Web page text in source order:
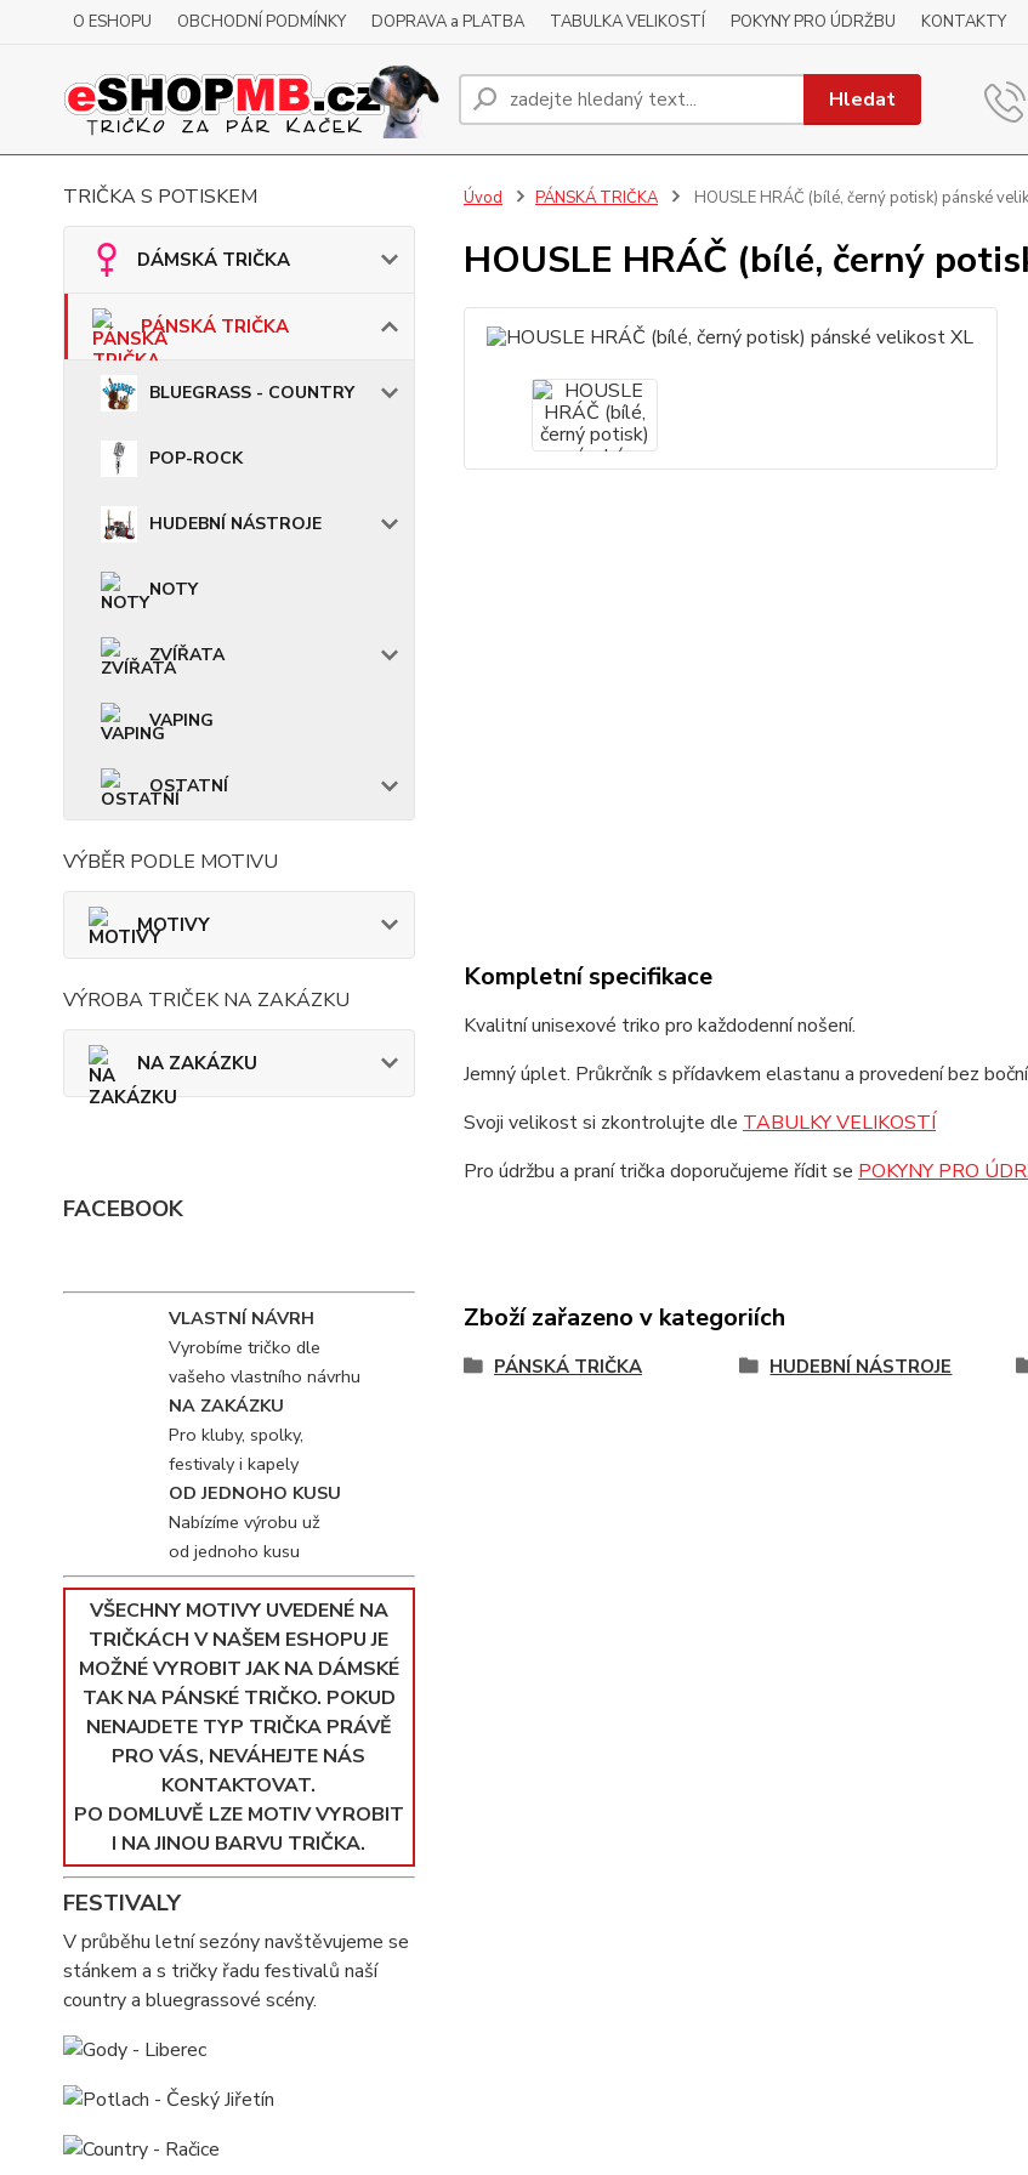
O ESHOPU OBCHODNÍ PODMÍNKY DOPRAVA a PLATBA TABULKA VELIKOSTÍ POKYNY PRO ÚDRŽBU KONTAKTY
Hledat
TRIČKA S POTISKEM
DÁMSKÁ TRIČKA
PÁNSKÁ TRIČKA
BLUEGRASS - COUNTRY
POP-ROCK
HUDEBNÍ NÁSTROJE
NOTY
ZVÍŘATA
VAPING
OSTATNÍ
VÝBĚR PODLE MOTIVU
MOTIVY
VÝROBA TRIČEK NA ZAKÁZKU
NA ZAKÁZKU
FACEBOOK
VLASTNÍ NÁVRH
Vyrobíme tričko dle
vašeho vlastního návrhu
NA ZAKÁZKU
Pro kluby, spolky,
festivaly i kapely
OD JEDNOHO KUSU
Nabízíme výrobu už
od jednoho kusu
VŠECHNY MOTIVY UVEDENÉ NA
TRIČKÁCH V NAŠEM ESHOPU JE
MOŽNÉ VYROBIT JAK NA DÁMSKÉ
TAK NA PÁNSKÉ TRIČKO. POKUD
NENAJDETE TYP TRIČKA PRÁVĚ
PRO VÁS, NEVÁHEJTE NÁS
KONTAKTOVAT.
PO DOMLUVĚ LZE MOTIV VYROBIT
I NA JINOU BARVU TRIČKA.
FESTIVALY
V průběhu letní sezóny navštěvujeme se
stánkem a s tričky řadu festivalů naší
country a bluegrassové scény.
Úvod PÁNSKÁ TRIČKA HOUSLE HRÁČ (bílé, černý potisk) pánské
HOUSLE HRÁČ (bílé, černý
Kompletní specifikace
Kvalitní unisexové triko pro každodenní nošení.
Jemný úplet. Průkrčník s přídavkem elastanu a provedení bez
Svoji velikost si zkontrolujte dle TABULKY VELIKOSTÍ
Pro údržbu a praní trička doporučujeme řídit se POKYNY PRO
Zboží zařazeno v kategoriích
PÁNSKÁ TRIČKA HUDEBNÍ NÁSTROJE